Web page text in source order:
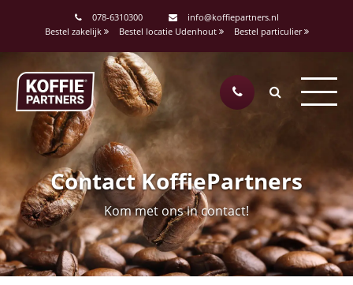
078-6310300
info@koffiepartners.nl
Bestel zakelijk
Bestel locatie Udenhout Bestel particulier
Contact KoffiePartners
Kom met ons in contact!